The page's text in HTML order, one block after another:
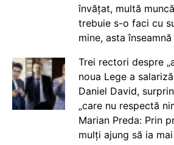
învățat, multă
trebuie s-o faci cu
mine, asta
Trei rectori despre
noua Lege a
Daniel David,
„care nu respectă
Marian Preda: Prin
mulți ajung să ia